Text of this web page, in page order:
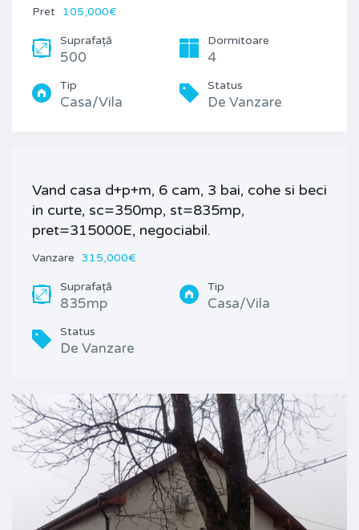
Pret 105,000€
Suprafață
500
Dormitoare
4
Tip
Casa/Vila
Status
De Vanzare
Vand casa d+p+m, 6 cam, 3 bai, cohe si beci
in curte, sc=350mp, st=835mp,
pret=315000E, negociabil.
Vanzare 315,000€
Suprafață
835mp
Tip
Casa/Vila
Status
De Vanzare